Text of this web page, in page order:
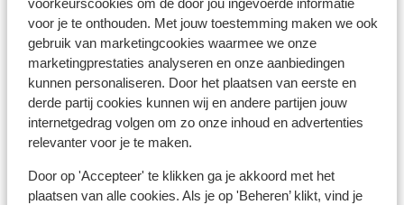
voorkeurscookies om de door jou ingevoerde informatie
voor je te onthouden. Met jouw toestemming maken we ook
gebruik van marketingcookies waarmee we onze
marketingprestaties analyseren en onze aanbiedingen
kunnen personaliseren. Door het plaatsen van eerste en
derde partij cookies kunnen wij en andere partijen jouw
internetgedrag volgen om zo onze inhoud en advertenties
relevanter voor je te maken.
Door op 'Accepteer' te klikken ga je akkoord met het
plaatsen van alle cookies. Als je op 'Beheren’ klikt, vind je
Directement sur les pistes
Distance jusqu'aux remontées mécaniques
environ 700 mètres
Endroit calme
Forfait, cours et matériel de ski